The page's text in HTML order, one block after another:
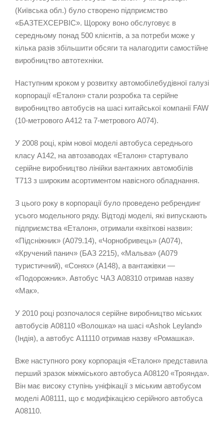
(Київська обл.) було створено підприємство
«БАЗТЕХСЕРВІС». Щороку воно обслуговує в
середньому понад 500 клієнтів, а за потреби може у
кілька разів збільшити обсяги та налагодити самостійне
виробництво автотехніки.
Наступним кроком у розвитку автомобілебудівної галузі
корпорації «Еталон» стали розробка та серійне
виробництво автобусів на шасі китайської компанії FAW
(10-метрового А412 та 7-метрового А074).
У 2008 році, крім нової моделі автобуса середнього
класу А142, на автозаводах «Еталон» стартувало
серійне виробництво лінійки вантажних автомобілів
Т713 з широким асортиментом навісного обладнання.
З цього року в корпорації було проведено ребрендинг
усього модельного ряду. Відтоді моделі, які випускають
підприємства «Еталон», отримали «квіткові назви»:
«Підсніжник» (А079.14), «Чорнобривець» (А074),
«Кручений панич» (БАЗ 2215), «Мальва» (А079
туристичний), «Сонях» (А148), а вантажівки —
«Подорожник». Автобус ЧАЗ А08310 отримав назву
«Мак».
У 2010 році розпочалося серійне виробництво міських
автобусів А08110 «Волошка» на шасі «Ashok Leyland»
(Індія), а автобус А11110 отримав назву «Ромашка».
Вже наступного року корпорація «Еталон» представила
перший зразок міжміського автобуса А08120 «Троянда».
Він має високу ступінь уніфікації з міським автобусом
моделі А08111, що є модифікацією серійного автобуса
А08110.